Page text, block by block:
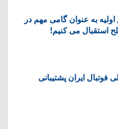
اولیه به عنوان گامی مهم در
استقبال می کنیم!
فوتبال ایران پشتیبانی